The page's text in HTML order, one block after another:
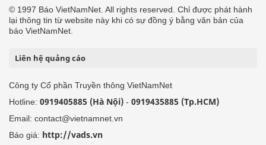
© 1997 Báo VietNamNet. All rights reserved. Chỉ được phát hành
lại thông tin từ website này khi có sự đồng ý bằng văn bản của
báo VietNamNet.
Liên hệ quảng cáo
Công ty Cổ phần Truyền thông VietNamNet
Hotline: 0919405885 (Hà Nội) - 0919435885 (Tp.HCM)
Email: contact@vietnamnet.vn
Báo giá: http://vads.vn